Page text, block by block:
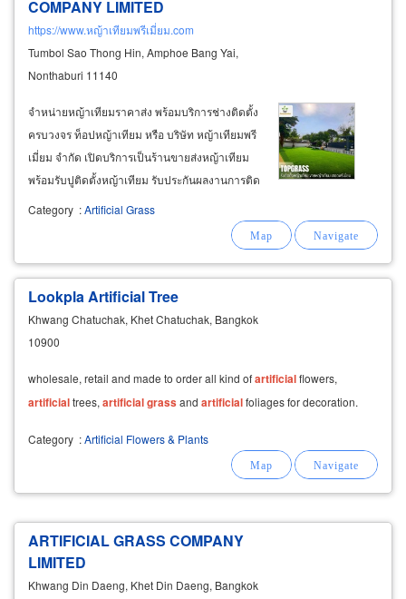
COMPANY LIMITED
https://www.หญ้าเทียมพรีเมี่ยม.com
Tumbol Sao Thong Hin, Amphoe Bang Yai,
Nonthaburi 11140
จำหน่ายหญ้าเทียมราคาส่ง พร้อมบริการช่างติดตั้ง
ครบวงจร ท็อปหญ้าเทียม หรือ บริษัท หญ้าเทียมพรี
เมี่ยม จำกัด เปิดบริการเป็นร้านขายส่งหญ้าเทียม
พร้อมรับปูติดตั้งหญ้าเทียม รับประกันผลงานการติด
ว่องไวทุกพื้นที่ทั่วกรุงเทพ จังหวัดปริมณฑล เช่น
Category :Artificial Grass
Lookpla Artificial Tree
Khwang Chatuchak, Khet Chatuchak, Bangkok
10900
wholesale, retail and made to order all kind ofartificialflowers,
artificialtrees, artificialgrassand artificialfoliages for decoration.
Category :Artificial Flowers & Plants
ARTIFICIAL GRASS COMPANY
LIMITED
Khwang Din Daeng, Khet Din Daeng, Bangkok